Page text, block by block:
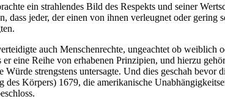
ein strahlendes Bild des Respekts und seiner
dass jeder, der einen von ihnen verleugnet oder
auch Menschenrechte, ungeachtet ob
eine Reihe von erhabenen Prinzipien, und hierzu
strengstens untersagte. Und dies geschah
des Körpers) 1679, die amerikanische